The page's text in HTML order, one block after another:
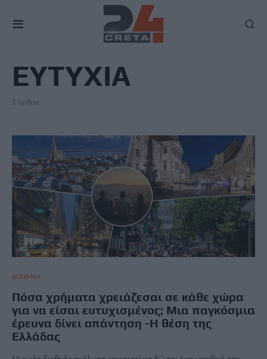
ΕΥΤΥΧΙΑ
2 άρθρα
ΔΙΕΘΝΗ
Πόσα χρήματα χρειάζεσαι σε κάθε χώρα
για να είσαι ευτυχισμένος; Μια παγκόσμια
έρευνα δίνει απάντηση -Η θέση της
Ελλάδας